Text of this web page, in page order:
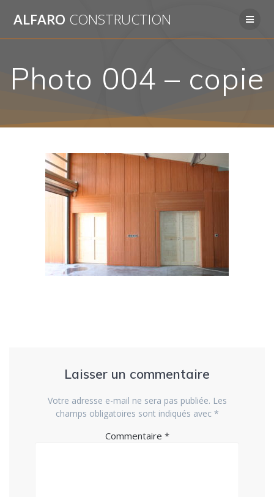
au
ALFARO CONSTRUCTION
Photo 004 – copie
Laisser un commentaire
Votre adresse e-mail ne sera pas publiée. Les
champs obligatoires sont indiqués avec *
Commentaire *